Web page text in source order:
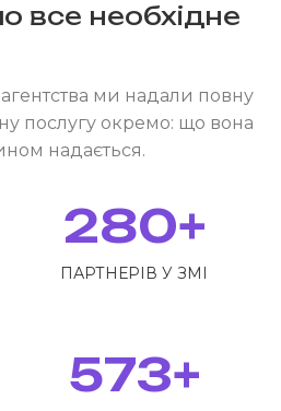
все необхідне
ми надали повну
послугу окремо: що вона
надається.
280+
ПАРТНЕРІВ У ЗМІ
573+